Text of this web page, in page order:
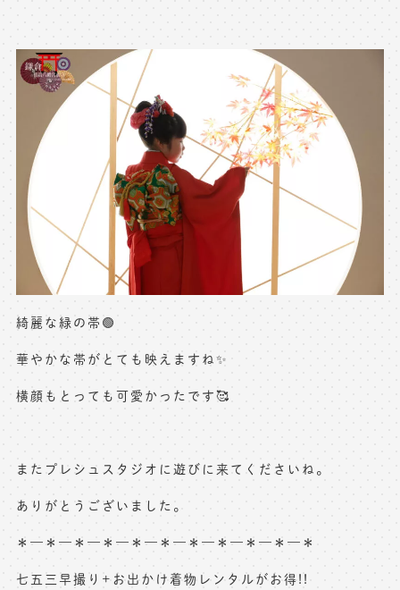
綺麗な緑の帯🟢
華やかな帯がとても映えますね✨
横顔もとっても可愛かったです🥰
またプレシュスタジオに遊びに来てくださいね。
ありがとうございました。
＊—＊—＊—＊—＊—＊—＊—＊—＊—＊—＊
七五三早撮り+お出かけ着物レンタルがお得!!